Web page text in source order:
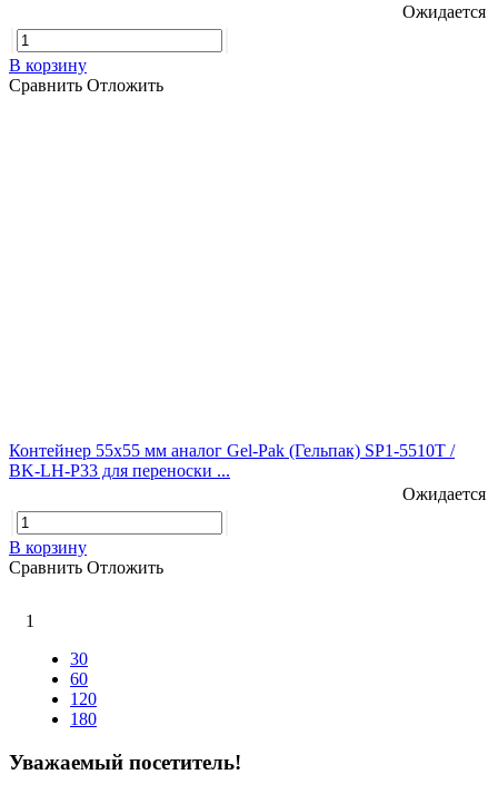
Ожидается
В корзину
Сравнить Отложить
Контейнер 55х55 мм аналог Gel-Pak (Гельпак) SP1-5510T /
BK-LH-P33 для переноски ...
Ожидается
В корзину
Сравнить Отложить
1
30
60
120
180
Уважаемый посетитель!